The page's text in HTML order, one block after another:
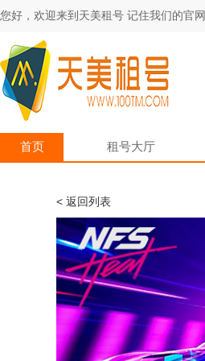
您好，欢迎来到天美租号 记住我们的官网
首页 租号大厅
< 返回列表